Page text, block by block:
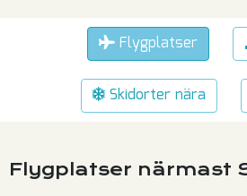
Flygplatser
Skidorter nära
Flygplatser närmast